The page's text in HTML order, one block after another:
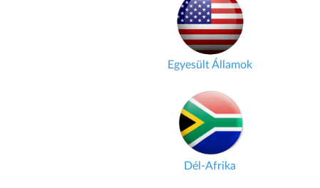
Egyesült Államok
Dél-Afrika